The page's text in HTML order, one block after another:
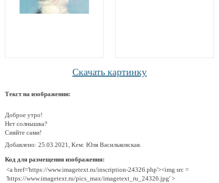
Скачать картинку
Текст на изображении:
Доброе утро!
Нет солнышка?
Сияйте сами!
Добавлено: 25.03.2021, Кем: Юля Васильковская.
Код для размещения изображения:
<a href='https://www.imagetext.ru/inscription-24326.php'><img src =
'https://www.imagetext.ru/pics_max/imagetext_ru_24326.jpg' >